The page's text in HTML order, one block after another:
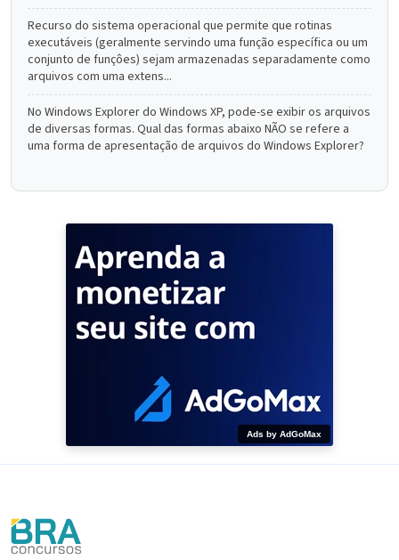
Recurso do sistema operacional que permite que rotinas
executáveis (geralmente servindo uma função específica ou um
conjunto de funçôes) sejam armazenadas separadamente como
arquivos com uma extens...
No Windows Explorer do Windows XP, pode-se exibir os arquivos
de diversas formas. Qual das formas abaixo NÃO se refere a
uma forma de apresentação de arquivos do Windows Explorer?
Ads by AdGoMax